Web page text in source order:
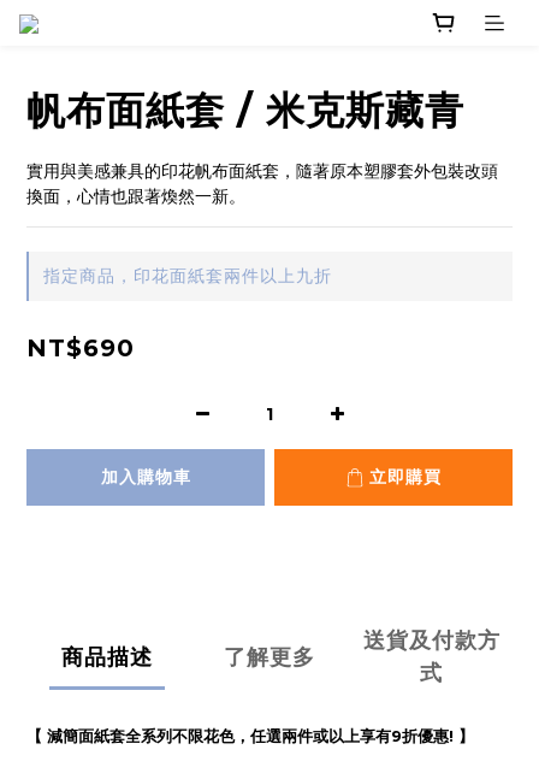
帆布面紙套 / 米克斯藏青
實用與美感兼具的印花帆布面紙套，隨著原本塑膠套外包裝改頭
換面，心情也跟著煥然一新。
指定商品，印花面紙套兩件以上九折
NT$690
加入購物車 立即購買
商品描述 了解更多
送貨及付款方
式
【 減簡面紙套全系列不限花色，任選兩件或以上享有9折優惠! 】